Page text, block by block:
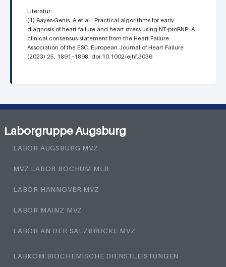
Literatur:
(1) Bayes-Genis, A et al.: Practical algorithms for early
diagnosis of heart failure and heart stress using NT-proBNP: A
clinical consensus statement from the Heart Failure
Association of the ESC. European Journal of Heart Failure
(2023) 25, 1891–1898. doi:10.1002/ejhf.3036
Laborgruppe Augsburg
LABOR AUGSBURG MVZ
MVZ LABOR BOCHUM MLB
LABOR HANNOVER MVZ
LABOR MAINZ MVZ
LABOR AN DER SALZBRÜCKE MVZ
LABKOM BIOCHEMISCHE DIENSTLEISTUNGEN